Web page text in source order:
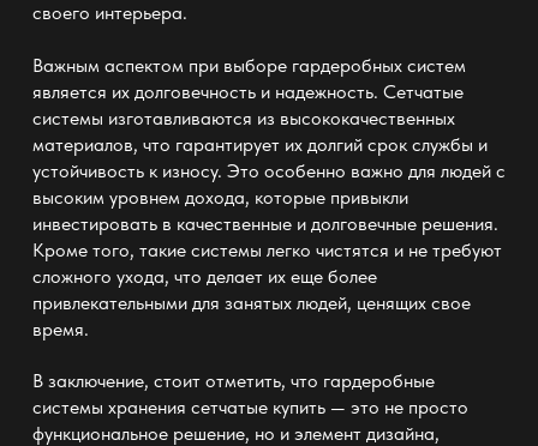
своего интерьера.
Важным аспектом при выборе гардеробных систем
является их долговечность и надежность. Сетчатые
системы изготавливаются из высококачественных
материалов, что гарантирует их долгий срок службы и
устойчивость к износу. Это особенно важно для людей с
высоким уровнем дохода, которые привыкли
инвестировать в качественные и долговечные решения.
Кроме того, такие системы легко чистятся и не требуют
сложного ухода, что делает их еще более
привлекательными для занятых людей, ценящих свое
время.
В заключение, стоит отметить, что гардеробные
системы хранения сетчатые купить— это не просто
функциональное решение, но и элемент дизайна,